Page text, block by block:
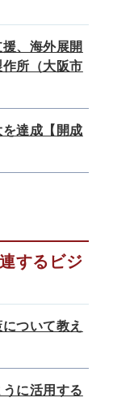
、海外展開
所（大阪市
達成【開成
するビジ
ついて教え
に活用する